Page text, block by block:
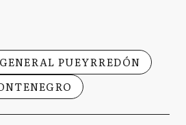
GENERAL PUEYRREDÓN